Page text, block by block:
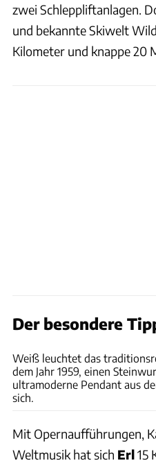
zwei Schleppliftanlagen.
und bekannte Skiwelt
Kilometer und knappe 20
Der besondere
Weiß leuchtet das
dem Jahr 1959, einen
ultramoderne Pendant aus
sich.
Mit Opernaufführungen,
Weltmusik hat sich Erl15